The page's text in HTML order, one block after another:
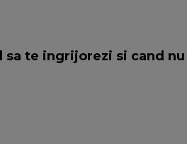
sa te ingrijorezi si cand nu